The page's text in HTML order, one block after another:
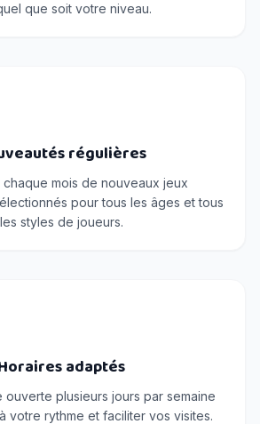
que soit votre niveau.
régulières
mois de nouveaux jeux
pour tous les âges et tous
les styles de joueurs.
adaptés
ouverte plusieurs jours par semaine
votre rythme et faciliter vos visites.